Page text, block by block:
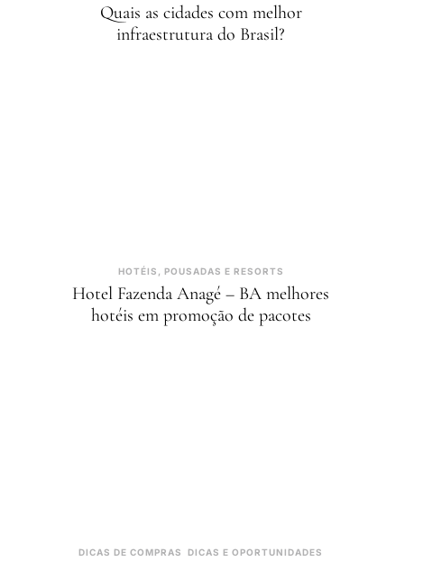
Quais as cidades com melhor
infraestrutura do Brasil?
HOTÉIS, POUSADAS E RESORTS
Hotel Fazenda Anagé – BA melhores
hotéis em promoção de pacotes
DICAS DE COMPRAS DICAS E OPORTUNIDADES